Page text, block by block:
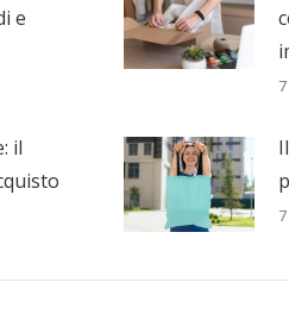
e
il